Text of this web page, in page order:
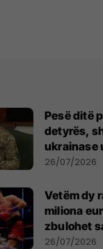
Pesë ditë
detyrës,
ukrainase
kontroll të
26/07/2026
Vetëm dy
miliona
zbulohet
e Prenga
26/07/2026